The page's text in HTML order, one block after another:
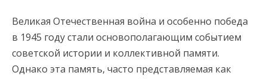
Великая Отечественная война и особенно победа
в 1945 году стали основополагающим событием
советской истории и коллективной памяти.
Однако эта память, часто представляемая как